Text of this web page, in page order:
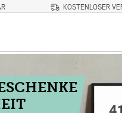
KOSTENLOSER